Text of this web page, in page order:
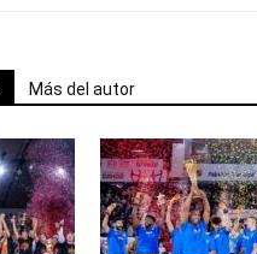
Más del autor